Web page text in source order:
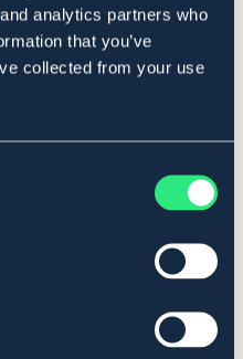
analytics partners who
that you’ve
collected from your use